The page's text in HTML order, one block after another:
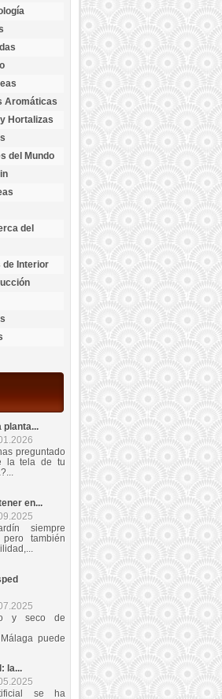
Aromáticas
Hortalizas
del Mundo
del
de Interior
planta...
preguntado
la tela de tu
en...
siempre
también
y seco de
puede
la...
se ha